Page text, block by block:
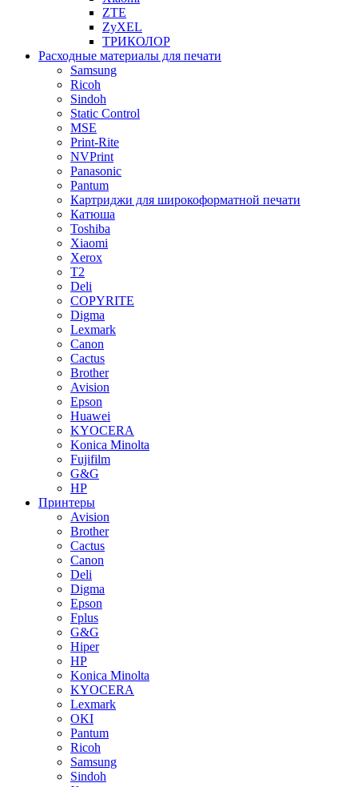
ZTE
ZyXEL
ТРИКОЛОР
Расходные материалы для печати
Samsung
Ricoh
Sindoh
Static Control
MSE
Print-Rite
NVPrint
Panasonic
Pantum
Картриджи для широкоформатной печати
Катюша
Toshiba
Xiaomi
Xerox
T2
Deli
COPYRITE
Digma
Lexmark
Canon
Cactus
Brother
Avision
Epson
Huawei
KYOCERA
Konica Minolta
Fujifilm
G&G
HP
Принтеры
Avision
Brother
Cactus
Canon
Deli
Digma
Epson
Fplus
G&G
Hiper
HP
Konica Minolta
KYOCERA
Lexmark
OKI
Pantum
Ricoh
Samsung
Sindoh